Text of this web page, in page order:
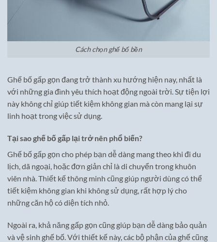
Cách chọn ghế bố bền
Ghế bố gấp gọn đang trở thành xu hướng hiện nay, nhất là
với những gia đình yêu thích hoạt động ngoài trời. Sự tiện lợi
này không chỉ giúp tiết kiệm không gian mà còn mang lại sự
linh hoạt trong việc sử dụng.
Tại sao ghế bố gấp lại trở nên phổ biến?
Ghế bố gấp gọn cho phép bạn dễ dàng mang theo khi đi du
lịch, dã ngoại, hoặc đơn giản chỉ là di chuyển trong khuôn
viên nhà. Thiết kế thông minh cũng giúp người dùng có thể
tiết kiệm không gian khi không sử dụng, rất hợp lý cho
những căn hộ có diện tích nhỏ.
Ngoài ra, khả năng gấp gọn cũng giúp bạn dễ dàng bảo quản
và vệ sinh ghế bố. Với thiết kế này, các bộ phận của ghế cũng